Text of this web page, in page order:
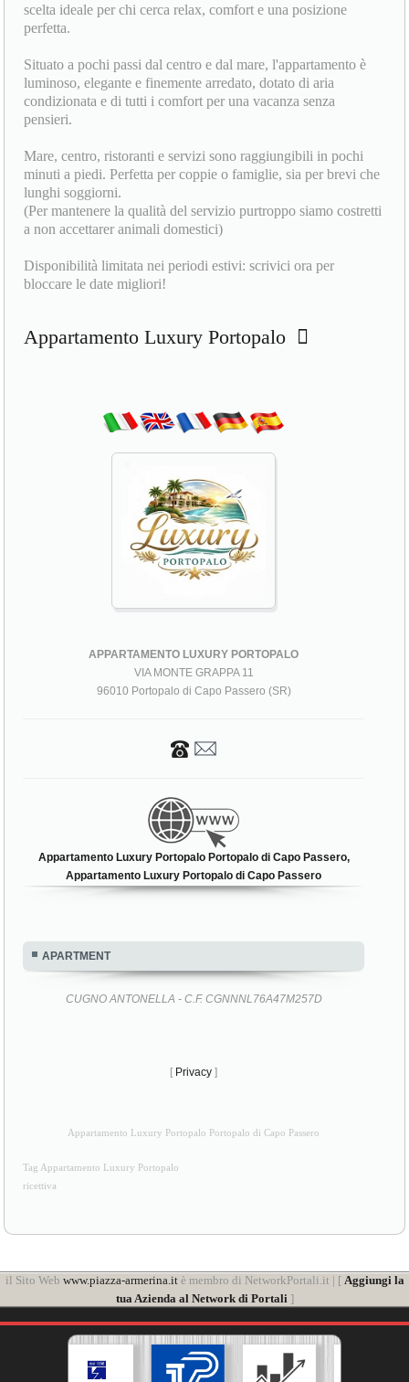
scelta ideale per chi cerca relax, comfort e una posizione
perfetta.
Situato a pochi passi dal centro e dal mare, l'appartamento è
luminoso, elegante e finemente arredato, dotato di aria
condizionata e di tutti i comfort per una vacanza senza
pensieri.
Mare, centro, ristoranti e servizi sono raggiungibili in pochi
minuti a piedi. Perfetta per coppie o famiglie, sia per brevi che
lunghi soggiorni.
(Per mantenere la qualità del servizio purtroppo siamo costretti
a non accettarer animali domestici)
Disponibilità limitata nei periodi estivi: scrivici ora per
bloccare le date migliori!
Appartamento Luxury Portopalo
APPARTAMENTO LUXURY PORTOPALO
VIA MONTE GRAPPA 11
96010 Portopalo di Capo Passero (SR)
Appartamento Luxury Portopalo Portopalo di Capo Passero,
Appartamento Luxury Portopalo di Capo Passero
APARTMENT
CUGNO ANTONELLA - C.F. CGNNNL76A47M257D
[ Privacy ]
Appartamento Luxury Portopalo Portopalo di Capo Passero
Tag Appartamento Luxury Portopalo
ricettiva
il Sito Web www.piazza-armerina.itè membro di NetworkPortali.it | [ Aggiungi la
tua Azienda al Network di Portali ]